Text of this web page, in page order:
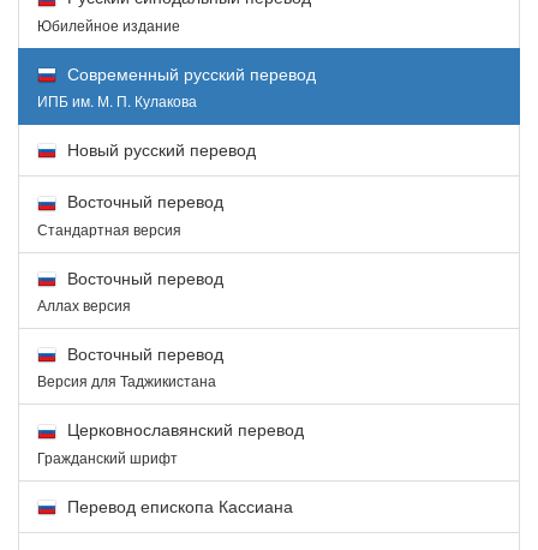
Юбилейное издание
Современный русский перевод
ИПБ им. М. П. Кулакова
Новый русский перевод
Восточный перевод
Стандартная версия
Восточный перевод
Аллах версия
Восточный перевод
Версия для Таджикистана
Церковнославянский перевод
Гражданский шрифт
Перевод епископа Кассиана